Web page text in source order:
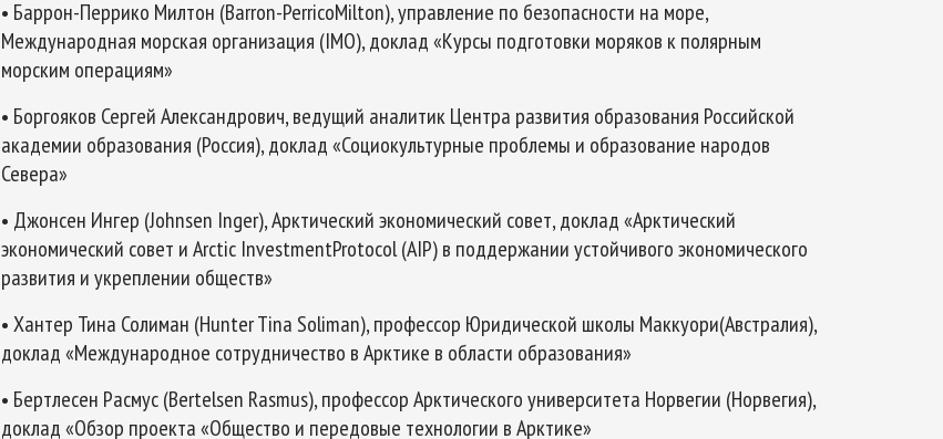
• Баррон-Перрико Милтон (Barron-PerricoMilton), управление по безопасности на море,
Международная морская организация (IMO), доклад «Курсы подготовки моряков к полярным
морским операциям»
• Боргояков Сергей Александрович, ведущий аналитик Центра развития образования Российской
академии образования (Россия), доклад «Социокультурные проблемы и образование народов
Севера»
• Джонсен Ингер (Johnsen Inger), Арктический экономический совет, доклад «Арктический
экономический совет и Arctic InvestmentProtocol (AIP) в поддержании устойчивого экономического
развития и укреплении обществ»
• Хантер Тина Солиман (Hunter Tina Soliman), профессор Юридической школы Маккуори(Австралия),
доклад «Международное сотрудничество в Арктике в области образования»
• Бертлесен Расмус (Bertelsen Rasmus), профессор Арктического университета Норвегии (Норвегия),
доклад «Обзор проекта «Общество и передовые технологии в Арктике»